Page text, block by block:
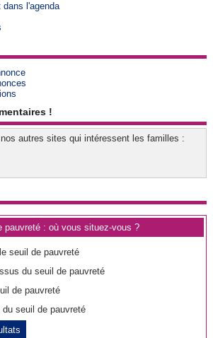
l'agenda
!
autres sites qui intéressent les familles :
pauvreté : où vous situez-vous ?
seuil de pauvreté
du seuil de pauvreté
de pauvreté
du seuil de pauvreté